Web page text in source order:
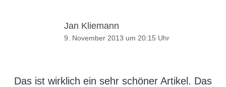
Jan Kliemann
9. November 2013 um 20:15 Uhr
Das ist wirklich ein sehr schöner Artikel. Das